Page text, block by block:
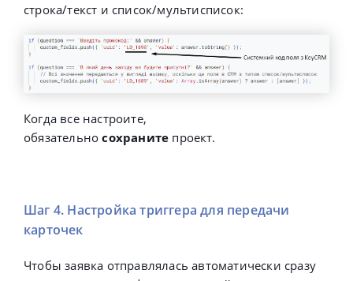
строка/текст и список/мультисписок:
Когда все настроите,
обязательно сохраните проект.
Шаг 4. Настройка триггера для передачи
карточек
Чтобы заявка отправлялась автоматически сразу